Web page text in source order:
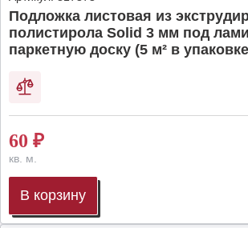
Подложка листовая из
полистирола Solid 3 мм под
паркетную доску (5 м² в
60 ₽
кв. м.
В корзину